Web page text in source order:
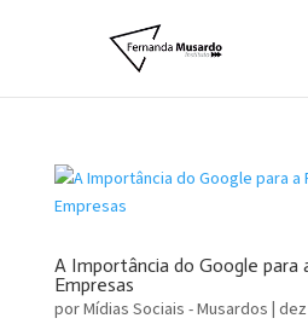
A Importância do Google para
Empresas
porMídias Sociais - Musardos |